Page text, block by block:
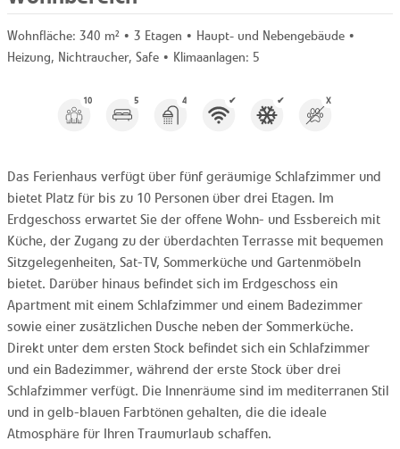
Wohnfläche: 340 m² • 3 Etagen • Haupt- und Nebengebäude •
Heizung, Nichtraucher, Safe • Klimaanlagen: 5
10 5 4 ✔ ✔ X
Das Ferienhaus verfügt über fünf geräumige Schlafzimmer und
bietet Platz für bis zu 10 Personen über drei Etagen. Im
Erdgeschoss erwartet Sie der offene Wohn- und Essbereich mit
Küche, der Zugang zu der überdachten Terrasse mit bequemen
Sitzgelegenheiten, Sat-TV, Sommerküche und Gartenmöbeln
bietet. Darüber hinaus befindet sich im Erdgeschoss ein
Apartment mit einem Schlafzimmer und einem Badezimmer
sowie einer zusätzlichen Dusche neben der Sommerküche.
Direkt unter dem ersten Stock befindet sich ein Schlafzimmer
und ein Badezimmer, während der erste Stock über drei
Schlafzimmer verfügt. Die Innenräume sind im mediterranen Stil
und in gelb-blauen Farbtönen gehalten, die die ideale
Atmosphäre für Ihren Traumurlaub schaffen.